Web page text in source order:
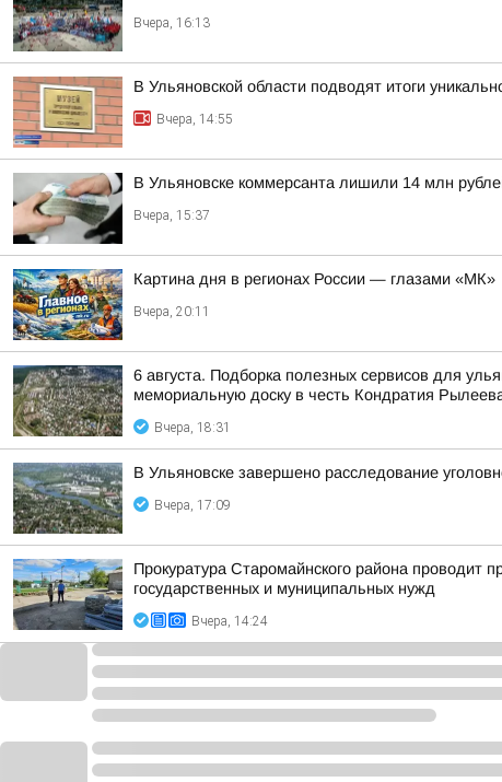
Вчера, 16:13
В Ульяновской области подводят итоги
Вчера, 14:55
В Ульяновске коммерсанта лишили 14 млн
Вчера, 15:37
Картина дня в регионах России — глазами «МК»
Вчера, 20:11
6 августа. Подборка полезных сервисов для
мемориальную доску в честь Кондратия
Вчера, 18:31
В Ульяновске завершено расследование
Вчера, 17:09
Прокуратура Старомайнского района проводит
государственных и муниципальных нужд
Вчера, 14:24